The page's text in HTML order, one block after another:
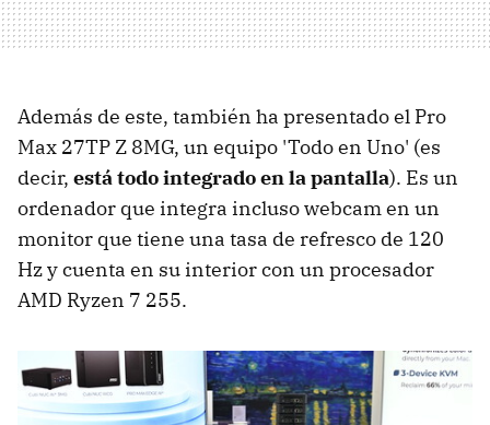
Además de este, también ha presentado el Pro
Max 27TP Z 8MG, un equipo 'Todo en Uno' (es
decir, está todo integrado en la pantalla). Es un
ordenador que integra incluso webcam en un
monitor que tiene una tasa de refresco de 120
Hz y cuenta en su interior con un procesador
AMD Ryzen 7 255.